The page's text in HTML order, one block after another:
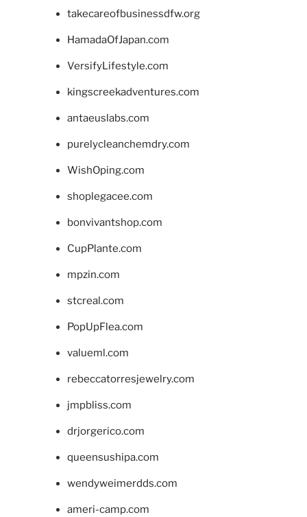
takecareofbusinessdfw.org
HamadaOfJapan.com
VersifyLifestyle.com
kingscreekadventures.com
antaeuslabs.com
purelycleanchemdry.com
WishOping.com
shoplegacee.com
bonvivantshop.com
CupPlante.com
mpzin.com
stcreal.com
PopUpFlea.com
valueml.com
rebeccatorresjewelry.com
jmpbliss.com
drjorgerico.com
queensushipa.com
wendyweimerdds.com
ameri-camp.com